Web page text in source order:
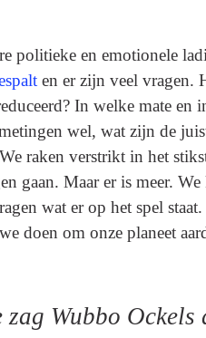
politieke en emotionele
en er zijn veel vragen.
In welke mate en
wel, wat zijn de
raken verstrikt in het
gaan. Maar er is meer.
wat er op het spel
doen om onze planeet
Wubbo Ockels